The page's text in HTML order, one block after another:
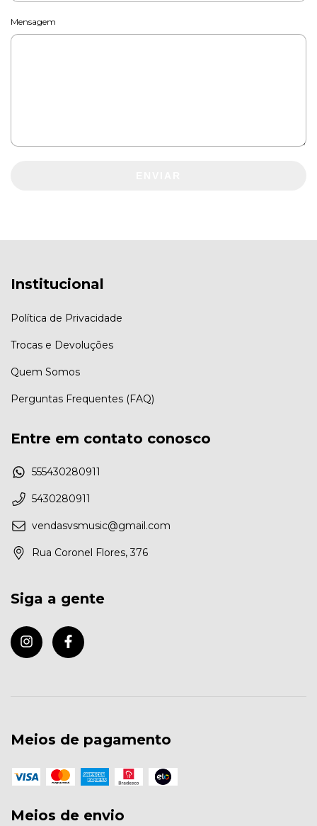
Mensagem
Institucional
Política de Privacidade
Trocas e Devoluções
Quem Somos
Perguntas Frequentes (FAQ)
Entre em contato conosco
555430280911
5430280911
vendasvsmusic@gmail.com
Rua Coronel Flores, 376
Siga a gente
Meios de pagamento
Meios de envio